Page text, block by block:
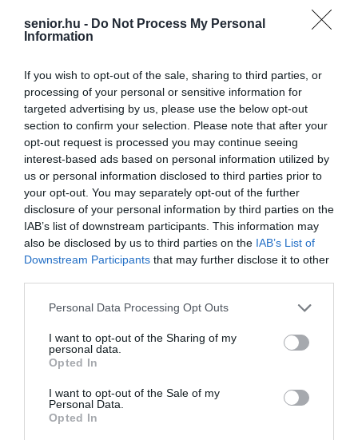
senior.hu - Do Not Process My Personal
Information
If you wish to opt-out of the sale, sharing to third parties, or
processing of your personal or sensitive information for
targeted advertising by us, please use the below opt-out
section to confirm your selection. Please note that after your
opt-out request is processed you may continue seeing
interest-based ads based on personal information utilized by
us or personal information disclosed to third parties prior to
your opt-out. You may separately opt-out of the further
disclosure of your personal information by third parties on the
IAB’s list of downstream participants. This information may
also be disclosed by us to third parties on the IAB’s List of
Downstream Participants that may further disclose it to other
Please note that this website/app uses one or more Google
not limited to your visit or usage behaviour. You may click to
grant or deny consent to Google and its third-party tags to
use your data for below specified purposes in below Google
consent section.
Personal Data Processing Opt Outs
I want to opt-out of the Sharing of my
personal data.
Opted In
I want to opt-out of the Sale of my
Personal Data.
Opted In